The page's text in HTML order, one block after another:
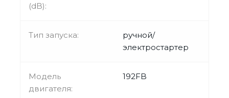
(dB):
Тип запуска:
ручной/
электростартер
Модель
двигателя:
192FB